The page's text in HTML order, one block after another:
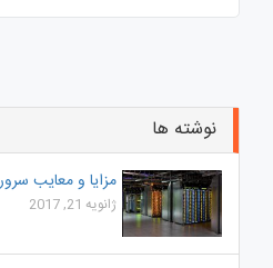
نوشته ها
مزایا و معایب
ژانویه 21, 2017